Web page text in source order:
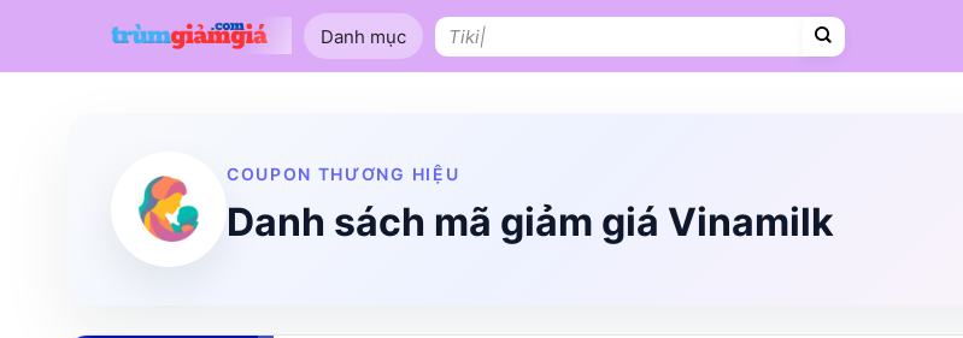
Danh mục
Tìm
kiếm:
COUPON THƯƠNG HIỆU
Danh sách mã giảm giá Vinamilk